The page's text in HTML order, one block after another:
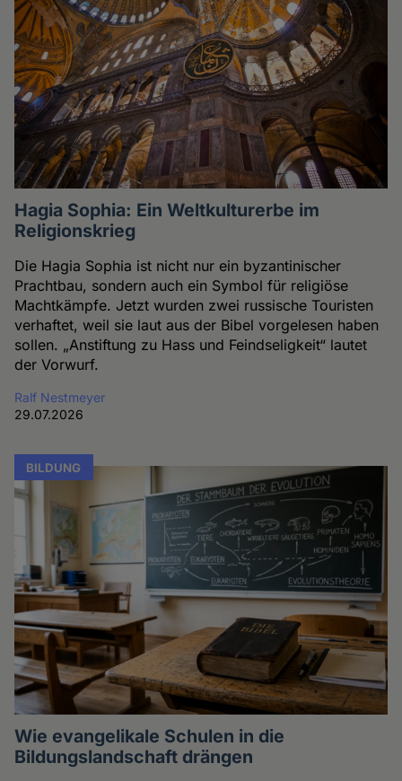
Hagia Sophia: Ein Weltkulturerbe im
Religionskrieg
Die Hagia Sophia ist nicht nur ein byzantinischer
Prachtbau, sondern auch ein Symbol für religiöse
Machtkämpfe. Jetzt wurden zwei russische Touristen
verhaftet, weil sie laut aus der Bibel vorgelesen haben
sollen. „Anstiftung zu Hass und Feindseligkeit“ lautet
der Vorwurf.
Ralf Nestmeyer
29.07.2026
BILDUNG
Wie evangelikale Schulen in die
Bildungslandschaft drängen